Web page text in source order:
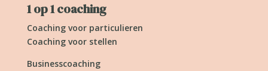
1 op 1 coaching
Coaching voor particulieren
Coaching voor stellen
Businesscoaching